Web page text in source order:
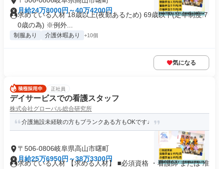
月給24万8000円～40万4200円
求めている人材 18歳以上(夜勤あるため) 69歳以下(定年制度:7
0歳の為) ※例外...
制服あり 介護休暇あり +10個
気になる
正社員
デイサービスでの看護スタッフ
株式会社グローバル総合研究所
介護施設未経験の方もブランクある方もOKです♩
〒506-0806岐阜県高山市曙町
月給25万6950円～38万3300円
求めている人材 【求める人材】 ■必須資格 ・看護師 または 准